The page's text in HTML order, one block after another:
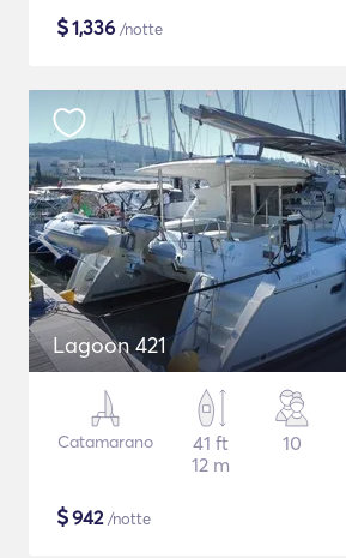
$1,336 /notte
Lagoon 421
Catamarano
41 ft
12 m
10
$942/notte